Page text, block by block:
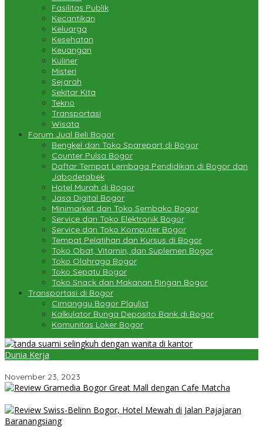
Fasilitas Publik
Kecantikan
Keluarga
Kesehatan
Keuangan
Kuliner
Misteri
Sejarah
Sekitar Kita
Tekno
Transportasi
Wisata
Forum Jual Beli Bogor
Bengkel dan Toko Sparepart di Bogor
Counter Pulsa Bogor
Daftar Tempat Lembaga Pendidikan di Bogor dan
Jabodetabek
Hotel Murah di Bogor
Jasa Digital Bogor
Minimarket dan Toko Sembako Bogor
Service dan Toko Elektronik Bogor
Service dan Toko Komputer Bogor
Tempat Pelatihan dan Kursus di Bogor
Toko Obat, Vitamin, dan Suplemen Bogor
Toko Olahraga Bogor
Toko Sepatu Bogor
Toko Snack dan Makanan Ringan Bogor
Transportasi di Bogor
Cimanggu Bogor Playlist
Kalkulator Bunga Deposito Bank di Bogor
Komunitas Loker Bogor
Dunia Kerja
November 23, 2023